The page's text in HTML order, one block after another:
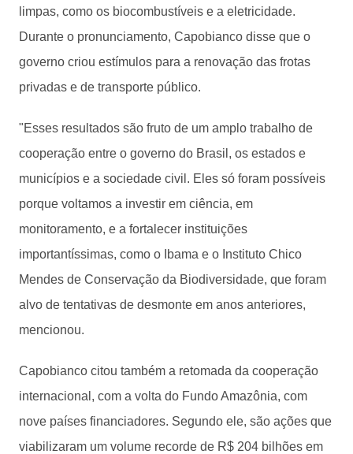
limpas, como os biocombustíveis e a eletricidade.
Durante o pronunciamento, Capobianco disse que o
governo criou estímulos para a renovação das frotas
privadas e de transporte público.
"Esses resultados são fruto de um amplo trabalho de
cooperação entre o governo do Brasil, os estados e
municípios e a sociedade civil. Eles só foram possíveis
porque voltamos a investir em ciência, em
monitoramento, e a fortalecer instituições
importantíssimas, como o Ibama e o Instituto Chico
Mendes de Conservação da Biodiversidade, que foram
alvo de tentativas de desmonte em anos anteriores,
mencionou.
Capobianco citou também a retomada da cooperação
internacional, com a volta do Fundo Amazônia, com
nove países financiadores. Segundo ele, são ações que
viabilizaram um volume recorde de R$ 204 bilhões em